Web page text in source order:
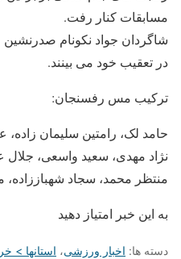
مسابقات کنار رفت.
شاگردان جواد نکونام
در تعقیب خود می بینند.
ترکیب مس رفسنجان:
حامد لک، رامتین سلیمان
نژاد مهدی، سعید واسعی،
منتظر محمد، سجاد
به این خبر امتیاز دهید
دسته ها: اخبار ورزشی، استانها >